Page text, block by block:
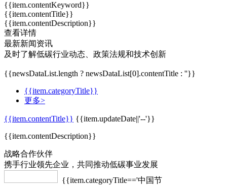
{{item.contentKeyword}}
{{item.contentTitle}}
{{item.contentDescription}}
查看详情
最新新闻资讯
及时了解低碳行业动态、政策法规和技术创新
{{newsDataList.length ? newsDataList[0].contentTitle : ''}}
{{item.categoryTitle}}
更多>
{{item.contentTitle}} {{item.updateDate||'--'}}
{{item.contentDescription}}
战略合作伙伴
携手行业领先企业，共同推动低碳事业发展
{{item.categoryTitle=='中国节